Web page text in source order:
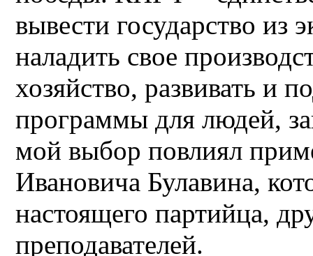
вывести государство из
наладить свое
хозяйство, развивать и
программы для людей,
мой выбор повлиял
Ивановича Булавина,
настоящего партийца,
преподавателей.